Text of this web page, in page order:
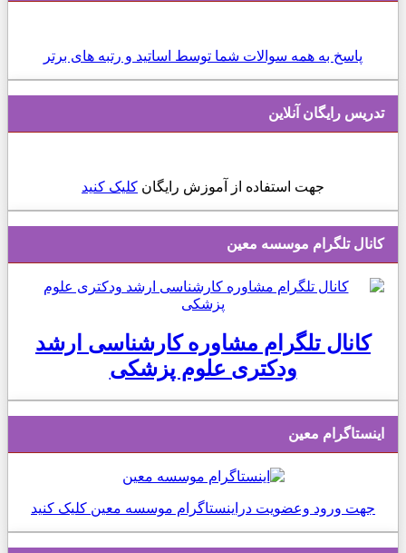
پاسخ به همه سوالات شما توسط اساتید و رتبه های برتر
تدریس رایگان آنلاین
جهت استفاده از آموزش رایگان کلیک کنید
کانال تلگرام موسسه معین
کانال تلگرام مشاوره کارشناسی ارشد
ودکتری علوم پزشکی
اینستاگرام معین
جهت ورود وعضویت دراینستاگرام موسسه معین کلیک کنید